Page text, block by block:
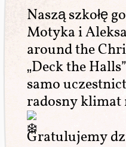
Naszą szkołę
Motyka i
around the
„Deck the
samo
radosny klimat
Gratulujemy